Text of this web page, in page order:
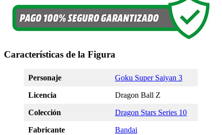
Características de la Figura
Personaje Goku Super Saiyan 3
Licencia Dragon Ball Z
Colección Dragon Stars Series 10
Fabricante Bandai